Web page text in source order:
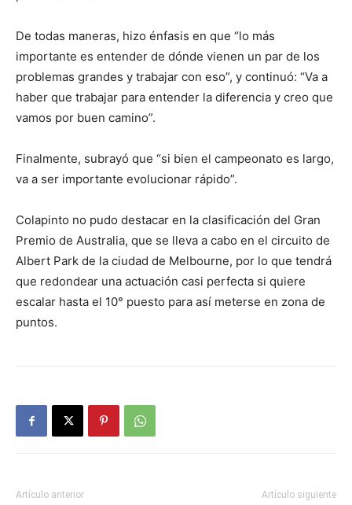
De todas maneras, hizo énfasis en que “lo más
importante es entender de dónde vienen un par de los
problemas grandes y trabajar con eso”, y continuó: “Va a
haber que trabajar para entender la diferencia y creo que
vamos por buen camino”.
Finalmente, subrayó que “si bien el campeonato es largo,
va a ser importante evolucionar rápido”.
Colapinto no pudo destacar en la clasificación del Gran
Premio de Australia, que se lleva a cabo en el circuito de
Albert Park de la ciudad de Melbourne, por lo que tendrá
que redondear una actuación casi perfecta si quiere
escalar hasta el 10° puesto para así meterse en zona de
puntos.
Artículo anterior Artículo siguiente